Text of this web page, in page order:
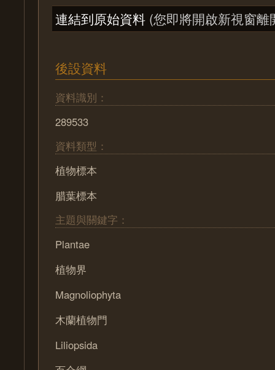
連結到原始資料 (您即將開啟新視窗離
後設資料
資料識別：
289533
資料類型：
植物標本
腊葉標本
主題與關鍵字：
Plantae
植物界
Magnoliophyta
木蘭植物門
Liliopsida